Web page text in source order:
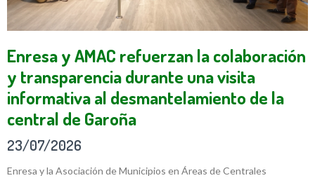
Enresa y AMAC refuerzan la colaboración
y transparencia durante una visita
informativa al desmantelamiento de la
central de Garoña
23/07/2026
Enresa y la Asociación de Municipios en Áreas de Centrales